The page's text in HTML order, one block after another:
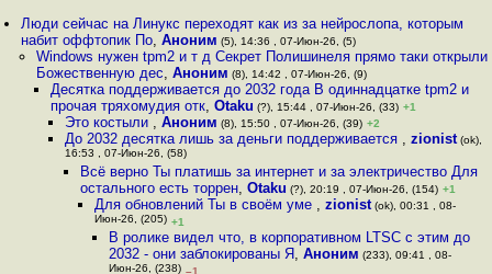
Люди сейчас на Линукс переходят как из за нейрослопа, которым
набит оффтопик По,Аноним (5), 14:36 , 07-Июн-26, (5)
Windows нужен tpm2 и т д Секрет Полишинеля прямо таки открыли
Божественную дес, Аноним (8), 14:42 , 07-Июн-26, (9)
Десятка поддерживается до 2032 года В одиннадцатке tpm2 и
прочая тряхомудия отк, Otaku (?), 15:44 , 07-Июн-26, (33) +1
Это костыли ,Аноним (8), 15:50 , 07-Июн-26, (39) +2
До 2032 десятка лишь за деньги поддерживается ,zionist (ok),
16:53 , 07-Июн-26, (58)
Всё верно Ты платишь за интернет и за электричество Для
остального есть торрен, Otaku (?), 20:19 , 07-Июн-26, (154) +1
Для обновлений Ты в своём уме , zionist(ok), 00:31 , 08-
Июн-26, (205) +1
В ролике видел что, в корпоративном LTSC с этим до
2032 - они заблокированы Я,Аноним (233), 09:41 , 08-
Июн-26, (238) –1